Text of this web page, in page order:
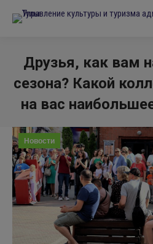
Друзья, как вам
сезона? Какой
на вас
Новости